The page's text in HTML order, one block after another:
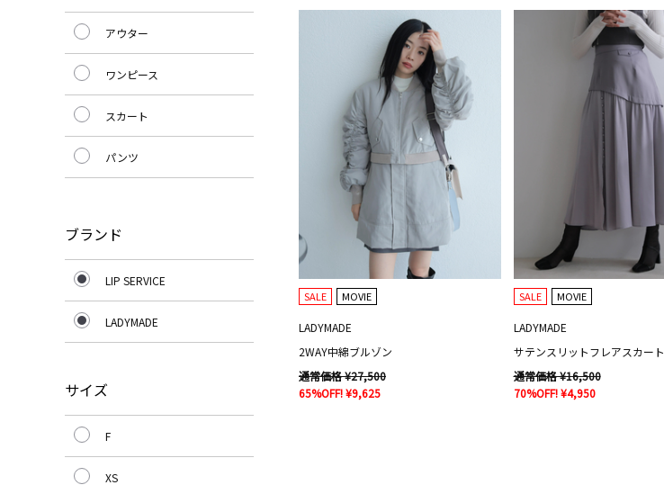
SALE MOVIE
LADYMADE
2WAY中綿ブルゾン
通常価格 ¥27,500
65%OFF! ¥9,625
SALE MOVIE
LADYMADE
サテンスリットフレアスカート
通常価格 ¥16,500
70%OFF! ¥4,950
アウター
ワンピース
スカート
パンツ
ブランド
LIP SERVICE
LADYMADE
サイズ
F
XS